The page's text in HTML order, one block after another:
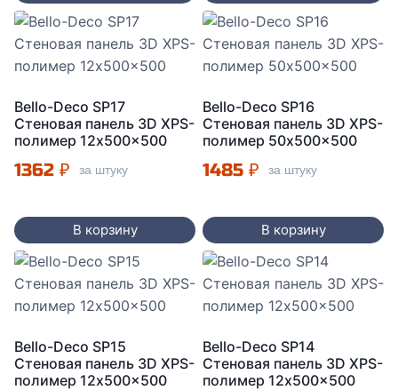
Bello-Deco SP17
Стеновая панель 3D XPS-
полимер 12x500x500
1362 ₽ за штуку
В корзину
Bello-Deco SP16
Стеновая панель 3D XPS-
полимер 50x500x500
1485 ₽ за штуку
В корзину
Bello-Deco SP15
Стеновая панель 3D XPS-
полимер 12x500x500
Bello-Deco SP14
Стеновая панель 3D XPS-
полимер 12x500x500